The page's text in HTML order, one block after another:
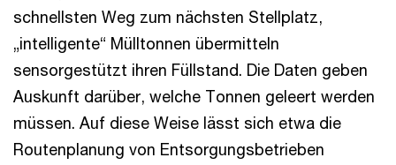
schnellsten Weg zum nächsten Stellplatz,
„intelligente“ Mülltonnen übermitteln
sensorgestützt ihren Füllstand. Die Daten geben
Auskunft darüber, welche Tonnen geleert werden
müssen. Auf diese Weise lässt sich etwa die
Routenplanung von Entsorgungsbetrieben